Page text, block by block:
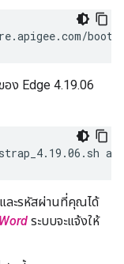
ง Edge 4.19.06
ละรหัสผ่านที่คุณได้
ระบบจะแจ้งให้